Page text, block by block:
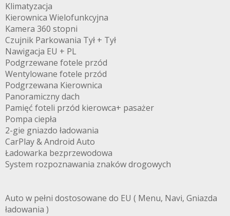
Klimatyzacja
Kierownica Wielofunkcyjna
Kamera 360 stopni
Czujnik Parkowania Tył + Tył
Nawigacja EU + PL
Podgrzewane fotele przód
Wentylowane fotele przód
Podgrzewana Kierownica
Panoramiczny dach
Pamięć foteli przód kierowca+ pasażer
Pompa ciepła
2-gie gniazdo ładowania
CarPlay & Android Auto
Ładowarka bezprzewodowa
System rozpoznawania znaków drogowych
Auto w pełni dostosowane do EU ( Menu, Navi, Gniazda
ładowania )